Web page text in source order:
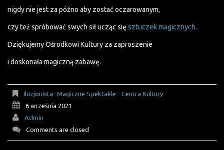
nigdy nie jest za późno aby zostać oczarowanym,
czy też spróbować swych sił ucząc się sztuczek magicznych.
Dziękujemy Ośrodkowi Kultury za zaproszenie
i doskonała magiczną zabawę.
Iluzjonista- Magiczne Spektakle - Centra Kultury
6 września 2021
Admin
Comments are closed